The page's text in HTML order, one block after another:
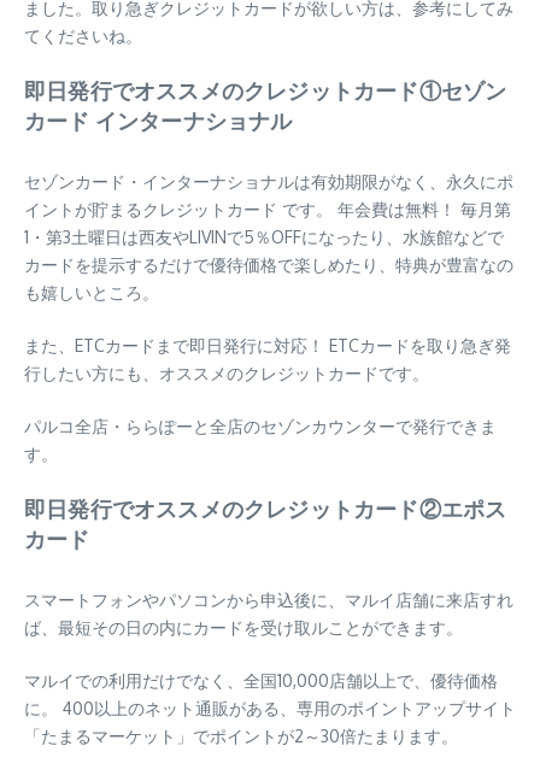
ました。取り急ぎクレジットカードが欲しい方は、参考にしてみ
てくださいね。
即日発行でオススメのクレジットカード①セゾン
カード インターナショナル
セゾンカード・インターナショナルは有効期限がなく、永久にポ
イントが貯まるクレジットカード です。 年会費は無料！ 毎月第
1・第3土曜日は西友やLIVINで5％OFFになったり、水族館などで
カードを提示するだけで優待価格で楽しめたり、特典が豊富なの
も嬉しいところ。
また、ETCカードまで即日発行に対応！ ETCカードを取り急ぎ発
行したい方にも、オススメのクレジットカードです。
パルコ全店・ららぽーと全店のセゾンカウンターで発行できま
す。
即日発行でオススメのクレジットカード②エポス
カード
スマートフォンやパソコンから申込後に、マルイ店舗に来店すれ
ば、最短その日の内にカードを受け取ルことができます。
マルイでの利用だけでなく、全国10,000店舗以上で、優待価格
に。 400以上のネット通販がある、専用のポイントアップサイト
「たまるマーケット」でポイントが2～30倍たまります。